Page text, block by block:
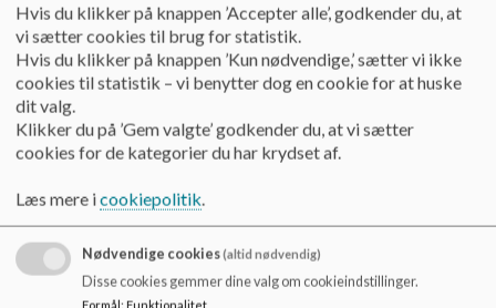
Princip om nytteopgaver_0.pdf
Princip vedr. udvikling af elevernes mod._0.pdf
Retningslinjer for TV-overvågning.pdf
Princip for idrætsundervisning.pdf
Hvis du klikker på knappen ’Accepter alle’, godkender du, at
vi sætter cookies til brug for statistik.
Hvis du klikker på knappen ’Kun nødvendige,’ sætter vi ikke
cookies til statistik – vi benytter dog en cookie for at huske
dit valg.
Klikker du på ’Gem valgte’ godkender du, at vi sætter
cookies for de kategorier du har krydset af.
Læs mere icookiepolitik.
Nødvendige cookies(altid nødvendig)
Disse cookies gemmer dine valg om cookieindstillinger.
Formål: Funktionalitet